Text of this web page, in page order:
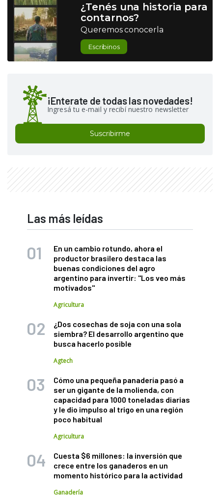
¿Tenés una historia para
contarnos?
Queremos conocerla
Escribinos
¡Enterate de todas las novedades!
Ingresá tu e-mail y recibí nuestro newsletter
Suscribirme
Las más leídas
En un cambio rotundo, ahora el
productor brasilero destaca las
buenas condiciones del agro
argentino para invertir: "Los veo más
motivados"
Agricultura
¿Dos cosechas de soja con una sola
siembra? El desarrollo argentino que
busca hacerlo posible
Agtech
Cómo una pequeña panadería pasó a
ser un gigante de la molienda, con
capacidad para 1000 toneladas diarias
y le dio impulso al trigo en una región
poco habitual
Agricultura
Cuesta $6 millones: la inversión que
crece entre los ganaderos en un
momento histórico para la actividad
Ganadería